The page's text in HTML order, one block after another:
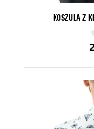
Koszula z
0
z